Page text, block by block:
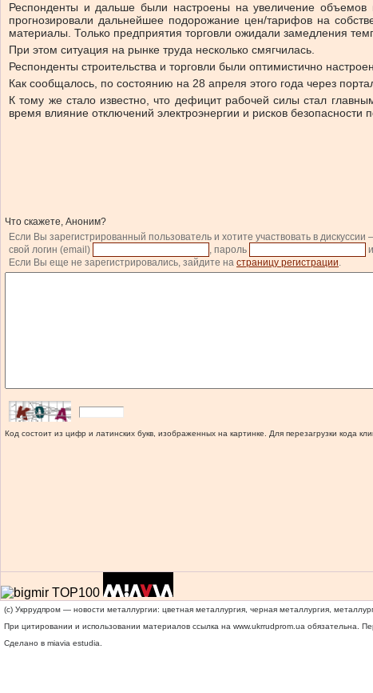
Респонденты и дальше были настроены на увеличение объемов
прогнозировали дальнейшее подорожание цен/тарифов на
материалы. Только предприятия торговли ожидали замедления
При этом ситуация на рынке труда несколько смягчилась.
Респонденты строительства и торговли были оптимистично
Как сообщалось, по состоянию на 28 апреля этого года через
К тому же стало известно, что дефицит рабочей силы стал
время влияние отключений электроэнергии и рисков
Что скажете, Аноним?
Если Вы зарегистрированный пользователь и хотите участвовать в дискуссии
свой логин (email)
, пароль
Если Вы еще не зарегистрировались, зайдите на страницу регистрации.
Код состоит из цифр и латинских букв, изображенных на картинке. Для перезагрузки кода
(c) Укррудпром — новости металлургии: цветная металлургия, черная металлургия,
При цитировании и использовании материалов ссылка на www.ukrrudprom.ua обязательна.
Сделано в miavia estudia.